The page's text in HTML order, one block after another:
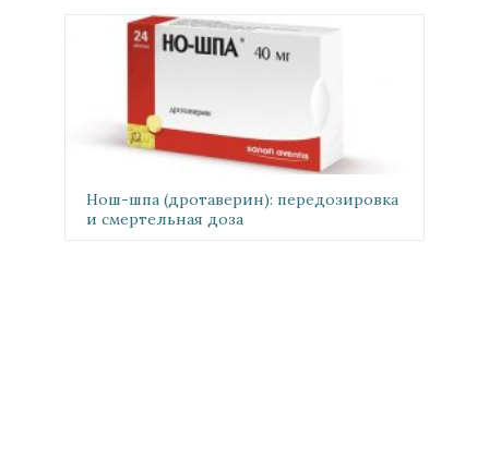
Нош-шпа (дротаверин): передозировка
и смертельная доза